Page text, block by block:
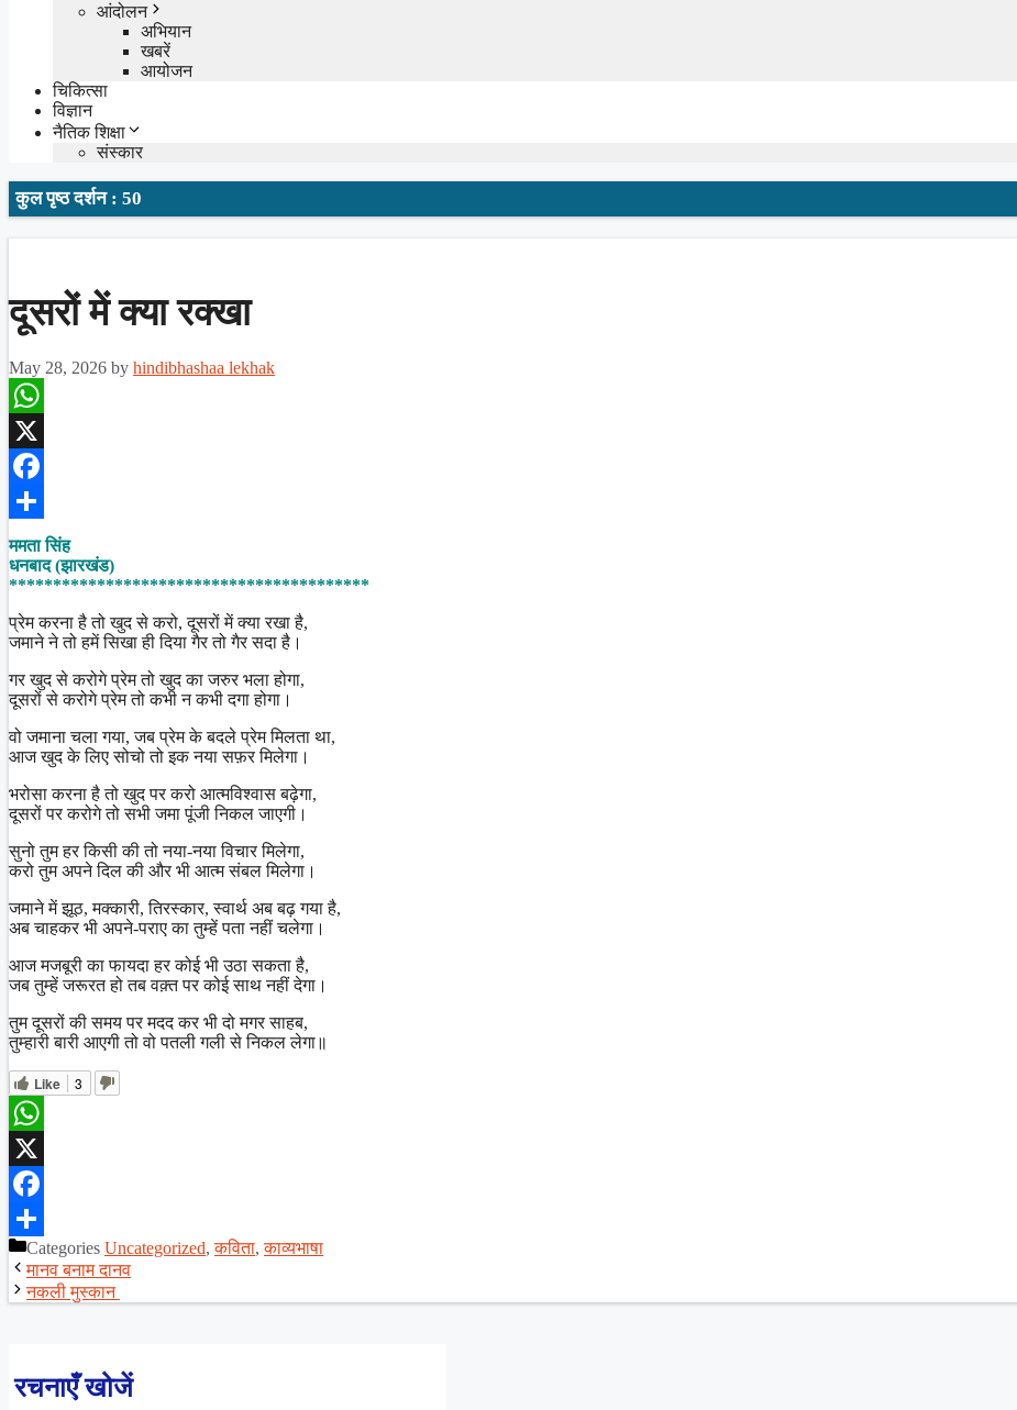
आंदोलन
अभियान
खबरें
आयोजन
चिकित्सा
विज्ञान
नैतिक शिक्षा
संस्कार
कुल पृष्ठ दर्शन : 50
दूसरों में क्या रक्खा
May 28, 2026 by hindibhashaa lekhak
WhatsApp
X
Facebook
Share
ममता सिंह
धनबाद (झारखंड)
*****************************************
प्रेम करना है तो खुद से करो, दूसरों में क्या रखा है,
जमाने ने तो हमें सिखा ही दिया गैर तो गैर सदा है।
गर खुद से करोगे प्रेम तो खुद का जरुर भला होगा,
दूसरों से करोगे प्रेम तो कभी न कभी दगा होगा।
वो जमाना चला गया, जब प्रेम के बदले प्रेम मिलता था,
आज खुद के लिए सोचो तो इक नया सफ़र मिलेगा।
भरोसा करना है तो खुद पर करो आत्मविश्वास बढ़ेगा,
दूसरों पर करोगे तो सभी जमा पूंजी निकल जाएगी।
सुनो तुम हर किसी की तो नया-नया विचार मिलेगा,
करो तुम अपने दिल की और भी आत्म संबल मिलेगा।
जमाने में झूठ, मक्कारी, तिरस्कार, स्वार्थ अब बढ़ गया है,
अब चाहकर भी अपने-पराए का तुम्हें पता नहीं चलेगा।
आज मजबूरी का फायदा हर कोई भी उठा सकता है,
जब तुम्हें जरूरत हो तब वक़्त पर कोई साथ नहीं देगा।
तुम दूसरों की समय पर मदद कर भी दो मगर साहब,
तुम्हारी बारी आएगी तो वो पतली गली से निकल लेगा॥
Like 3
WhatsApp
X
Facebook
ShareCategories Uncategorized,कविता,काव्यभाषा
मानव बनाम दानव
नकली मुस्कान
रचनाएँ खोजें